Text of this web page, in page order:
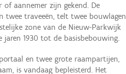
aannemer zijn gekend. De
twee traveeën, telt twee bouwlagen
zone van de Nieuw-Parkwijk
1930 tot de basisbebouwing.
en twee grote raampartijen,
is vandaag bepleisterd. Het